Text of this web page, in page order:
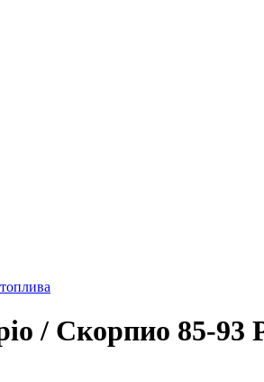
/ Скорпио 85-93